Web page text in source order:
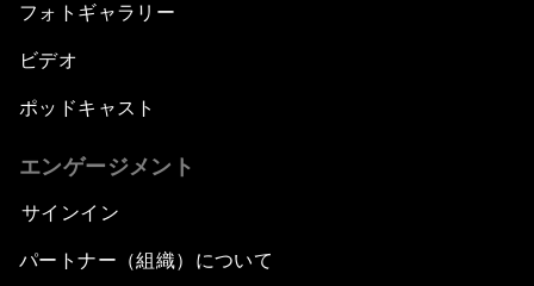
フォトギャラリー
ビデオ
ポッドキャスト
エンゲージメント
サインイン
パートナー（組織）について